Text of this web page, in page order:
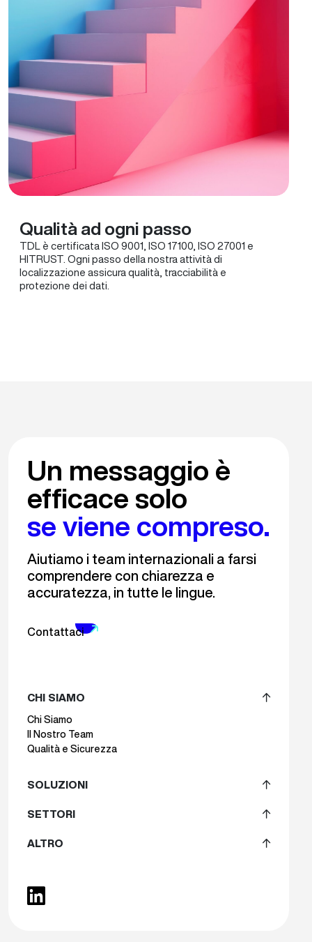
Qualità ad ogni passo
TDL è certificata ISO 9001, ISO 17100, ISO 27001 e
HITRUST. Ogni passo della nostra attività di
localizzazione assicura qualità, tracciabilità e
protezione dei dati.
Un messaggio è
efficace solo
se viene compreso.
Aiutiamo i team internazionali a farsi
comprendere con chiarezza e
accuratezza, in tutte le lingue.
Contattaci
CHI SIAMO
Chi Siamo
II Nostro Team
Qualità e Sicurezza
SOLUZIONI
SETTORI
ALTRO